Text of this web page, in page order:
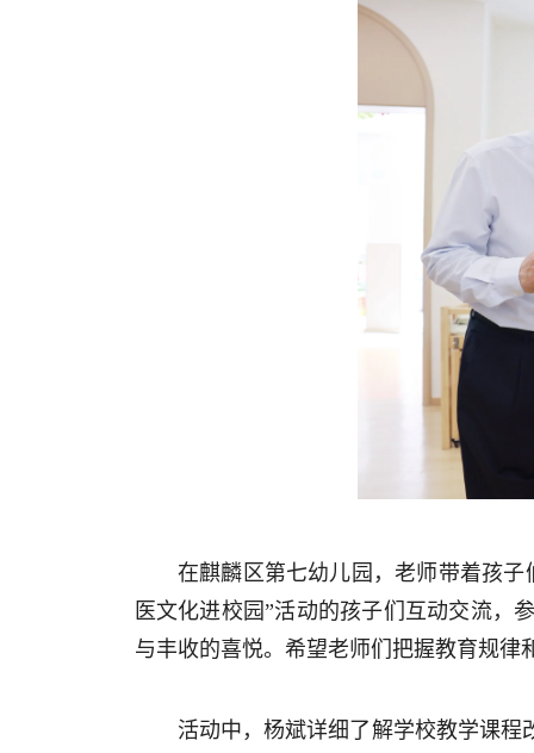
在麒麟区第七幼儿园，老师带着孩
医文化进校园”活动的孩子们互动交流，
与丰收的喜悦。希望老师们把握教育规
活动中，杨斌详细了解学校教学课程